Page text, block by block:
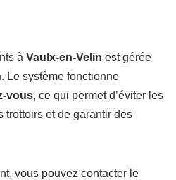
à Vaulx-en-Velin est gérée
. Le système fonctionne
vous, ce qui permet d’éviter les
trottoirs et de garantir des
vous pouvez contacter le